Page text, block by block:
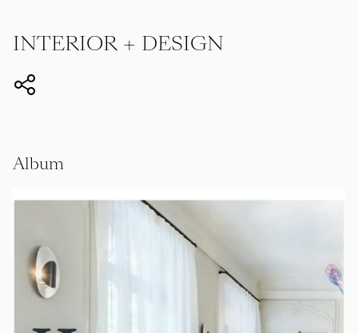
INTERIOR + DESIGN
Album